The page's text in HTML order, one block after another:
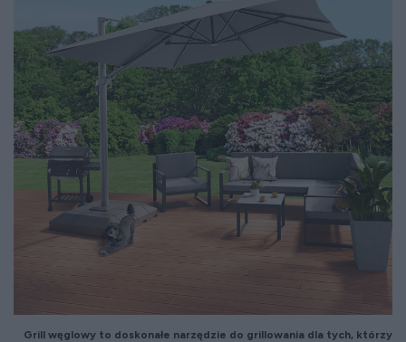
Grill węglowy to doskonałe narzędzie do grillowania dla tych, którzy